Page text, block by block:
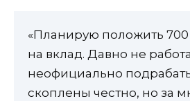
«Планирую положить 700
на вклад. Давно не
неофициально
скоплены честно, но за